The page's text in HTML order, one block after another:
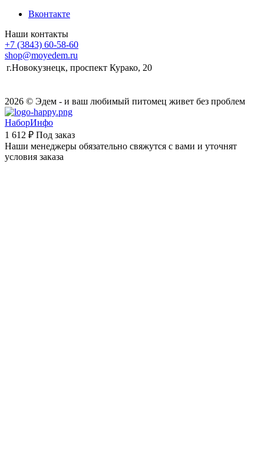
Вконтакте
Наши контакты
+7 (3843) 60-58-60
shop@moyedem.ru
г.Новокузнецк, проспект Курако, 20
2026 © Эдем - и ваш любимый питомец живет без проблем
НаборИнфо
1 612 ₽ Под заказ
Наши менеджеры обязательно свяжутся с вами и уточнят
условия заказа